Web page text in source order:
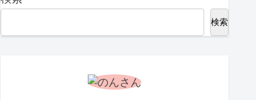
検索